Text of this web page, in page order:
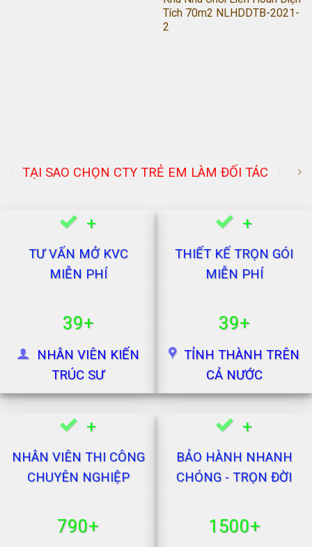
Tích 70m2 NLHDDTB-2021-
2
TẠI SAO CHỌN CTY TRẺ EM LÀM ĐỐI TÁC
+
TƯ VẤN MỞ KVC
MIỄN PHÍ
39+
NHÂN VIÊN KIẾN
TRÚC SƯ
+
THIẾT KẾ TRỌN GÓI
MIỄN PHÍ
39+
TỈNH THÀNH TRÊN
CẢ NƯỚC
+
NHÂN VIÊN THI CÔNG
CHUYÊN NGHIỆP
790+
+
BẢO HÀNH NHANH
CHÓNG - TRỌN ĐỜI
1500+